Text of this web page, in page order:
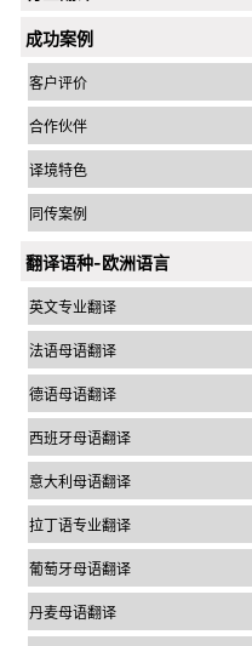
成功案例
客户评价
合作伙伴
译境特色
同传案例
翻译语种-欧洲语言
英文专业翻译
法语母语翻译
德语母语翻译
西班牙母语翻译
意大利母语翻译
拉丁语专业翻译
葡萄牙母语翻译
丹麦母语翻译